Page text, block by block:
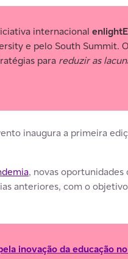
internacional
e pelo South Summit.
para reduzir as
inaugura a primeira
, novas
anteriores, com o
inovação da educação